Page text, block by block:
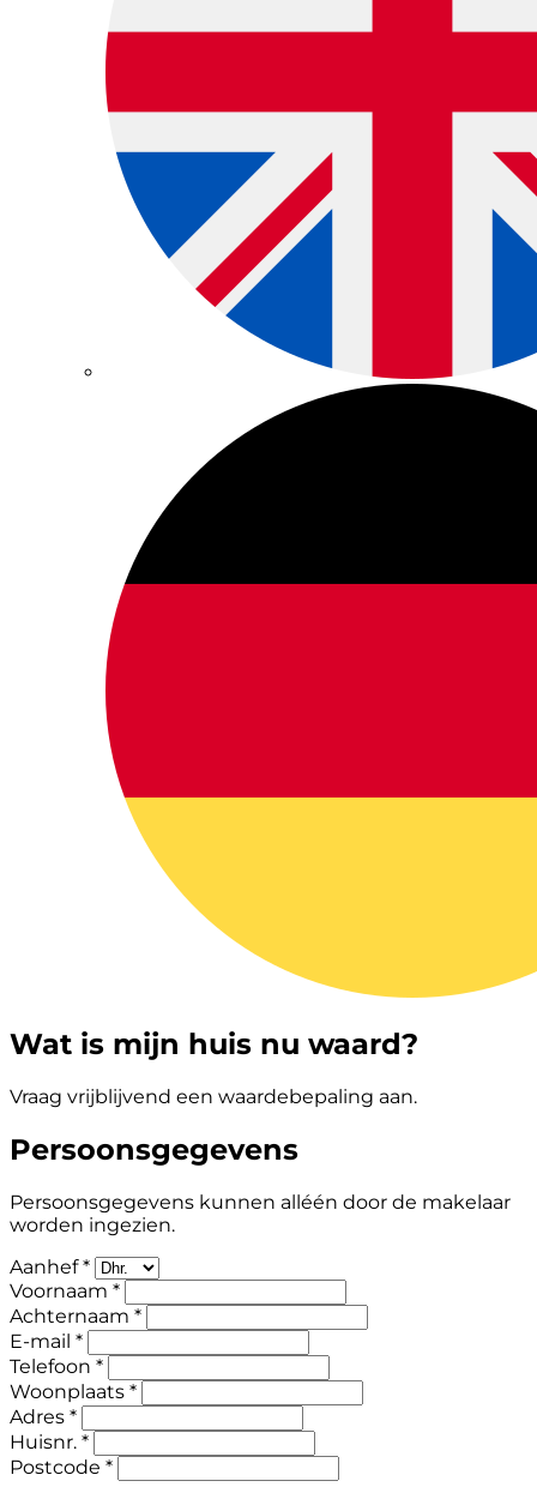
Wat is mijn huis nu waard?
Vraag vrijblijvend een waardebepaling aan.
Persoonsgegevens
Persoonsgegevens kunnen alléén door de makelaar
worden ingezien.
Aanhef *
Voornaam *
Achternaam *
E-mail *
Telefoon *
Woonplaats *
Adres *
Huisnr. *
Postcode *